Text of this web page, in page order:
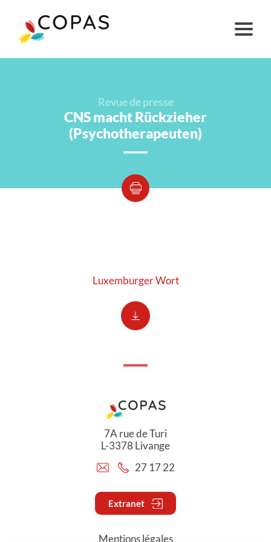
Revue de presse
CNS macht Rückzieher
(Psychotherapeuten)
Luxemburger Wort
7A rue de Turi
L-3378 Livange
27 17 22
Extranet
Mentions légales